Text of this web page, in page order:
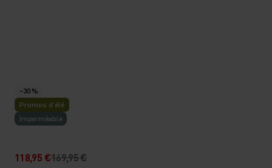
-30 %
Promos d’été
Imperméable
118,95 €169,95 €